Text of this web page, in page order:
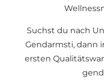
Suchst du nach
Gendarmsti, dann
ersten